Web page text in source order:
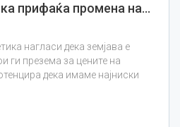
прифаќа промена на…
нагласи дека земјава е
ги презема за цените на
дека имаме најниски